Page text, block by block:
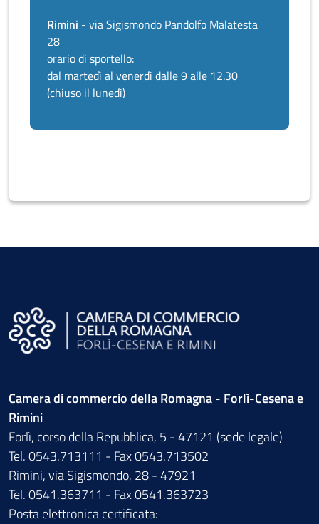
Rimini - via Sigismondo Pandolfo Malatesta
28
orario di sportello:
dal martedì al venerdì dalle 9 alle 12.30
(chiuso il lunedì)
Camera di commercio della Romagna - Forlì-Cesena e
Rimini
Forlì, corso della Repubblica, 5 - 47121 (sede legale)
Tel. 0543.713111 - Fax 0543.713502
Rimini, via Sigismondo, 28 - 47921
Tel. 0541.363711 - Fax 0541.363723
Posta elettronica certificata: